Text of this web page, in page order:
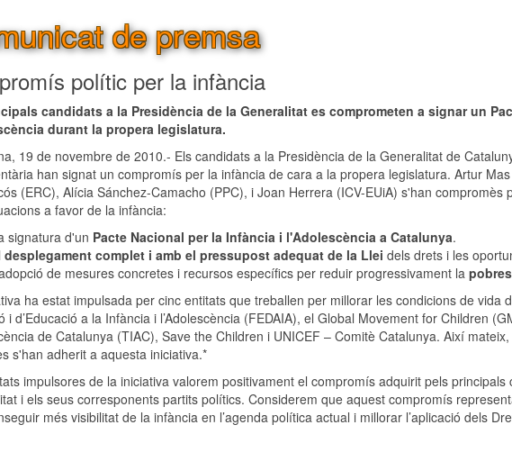
de premsa
polític per la infància
candidats a la Presidència de la Generalitat es comprometen a signar un
durant la propera legislatura.
19 de novembre de 2010.- Els candidats a la Presidència de la Generalitat de
han signat un compromís per la infància de cara a la propera legislatura. Artur
(ERC), Alícia Sánchez-Camacho (PPC), i Joan Herrera (ICV-EUiA) s'han
a favor de la infància:
signatura d'un Pacte Nacional per la Infància i l'Adolescència a Catalunya.
desplegament complet i amb el pressupost adequat de la Llei dels drets i les
de mesures concretes i recursos específics per reduir progressivament la
ha estat impulsada per cinc entitats que treballen per millorar les condicions de vida
i d’Educació a la Infància i l’Adolescència (FEDAIA), el Global Movement for Children
de Catalunya (TIAC), Save the Children i UNICEF – Comitè Catalunya. Així
s'han adherit a aquesta iniciativa.*
impulsores de la iniciativa valorem positivament el compromís adquirit pels
i els seus corresponents partits polítics. Considerem que aquest compromís
més visibilitat de la infància en l’agenda política actual i millorar l’aplicació dels